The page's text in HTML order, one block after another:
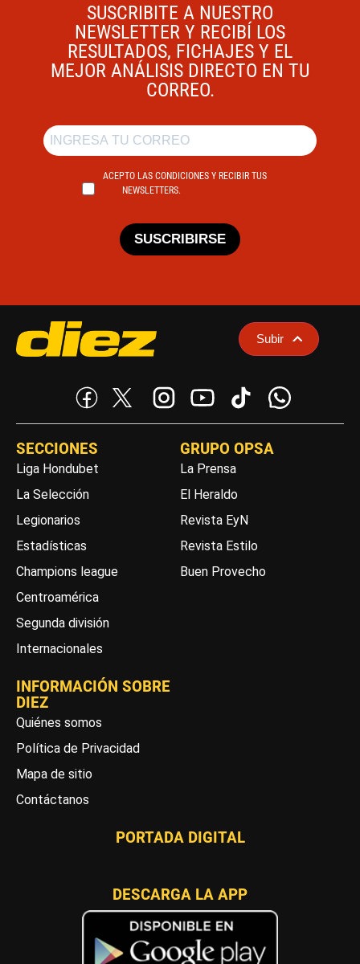
SUSCRIBITE A NUESTRO
NEWSLETTER Y RECIBÍ LOS
RESULTADOS, FICHAJES Y EL
MEJOR ANÁLISIS DIRECTO EN TU
CORREO.
ACEPTO LAS CONDICIONES Y RECIBIR TUS
NEWSLETTERS.
SUSCRIBIRSE
Subir
SECCIONES
Liga Hondubet
La Selección
Legionarios
Estadísticas
Champions league
Centroamérica
Segunda división
Internacionales
GRUPO OPSA
La Prensa
El Heraldo
Revista EyN
Revista Estilo
Buen Provecho
INFORMACIÓN SOBRE
DIEZ
Quiénes somos
Política de Privacidad
Mapa de sitio
Contáctanos
PORTADA DIGITAL
DESCARGA LA APP